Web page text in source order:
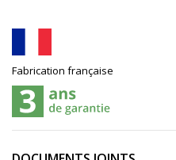
Fabrication française